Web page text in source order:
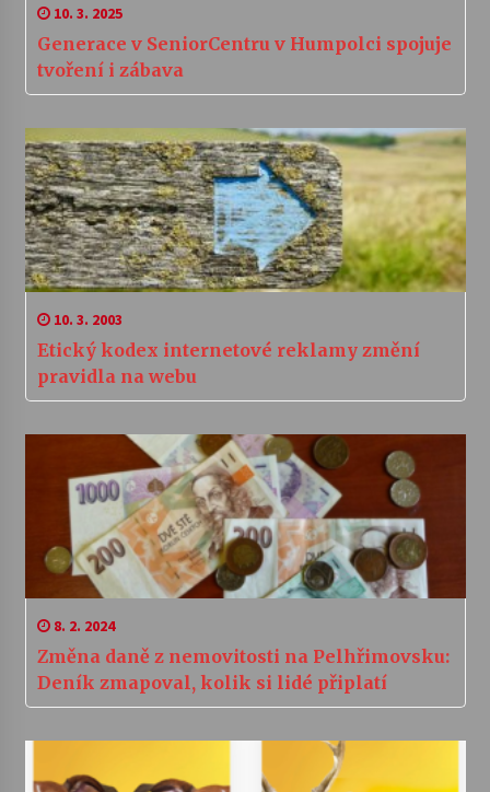
10. 3. 2025
Generace v SeniorCentru v Humpolci spojuje
tvoření i zábava
10. 3. 2003
Etický kodex internetové reklamy změní
pravidla na webu
8. 2. 2024
Změna daně z nemovitosti na Pelhřimovsku:
Deník zmapoval, kolik si lidé připlatí